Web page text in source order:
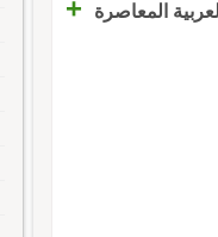
المعاصرة +